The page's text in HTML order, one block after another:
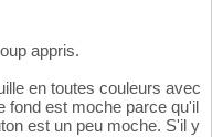
appris.
en toutes couleurs avec
fond est moche parce qu'il
est un peu moche. S'il y